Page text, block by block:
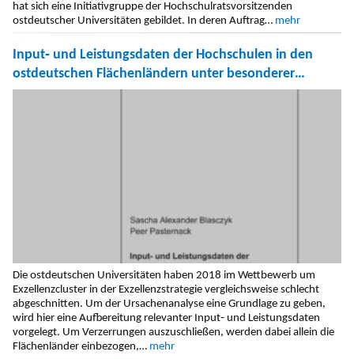
hat sich eine Initiativgruppe der Hochschulratsvorsitzenden
ostdeutscher Universitäten ge­bildet. In deren Auftrag… mehr
Input‐ und Leistungsdaten der Hochschulen in den
ostdeutschen Flächenländern unter besonderer
Berücksichtigung der Universitäten
Die ostdeutschen Universitäten haben 2018 im Wettbewerb um
Exzellenzcluster in der Exzellenzstrategie vergleichsweise schlecht
abgeschnitten. Um der Ursachenanalyse eine Grundlage zu geben,
wird hier eine Aufbereitung relevanter Input‐ und Leistungsdaten
vorgelegt. Um Verzerrungen auszuschließen, werden dabei allein die
Flächenländer einbezogen,… mehr